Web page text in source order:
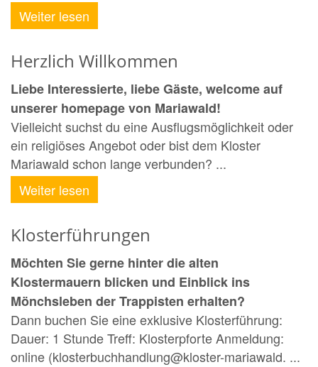
Weiter lesen
Herzlich Willkommen
Liebe Interessierte, liebe Gäste, welcome auf
unserer homepage von Mariawald!
Vielleicht suchst du eine Ausflugsmöglichkeit oder
ein religiöses Angebot oder bist dem Kloster
Mariawald schon lange verbunden? ...
Weiter lesen
Klosterführungen
Möchten Sie gerne hinter die alten
Klostermauern blicken und Einblick ins
Mönchsleben der Trappisten erhalten?
Dann buchen Sie eine exklusive Klosterführung:
Dauer: 1 Stunde Treff: Klosterpforte Anmeldung:
online (klosterbuchhandlung@kloster-mariawald. ...